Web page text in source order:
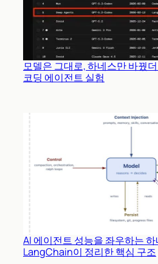
모델은 그대로, 하네스만 바꿨
코딩 에이전트 실험
AI 에이전트 성능을 좌우하는
LangChain이 정리한 핵심 구조